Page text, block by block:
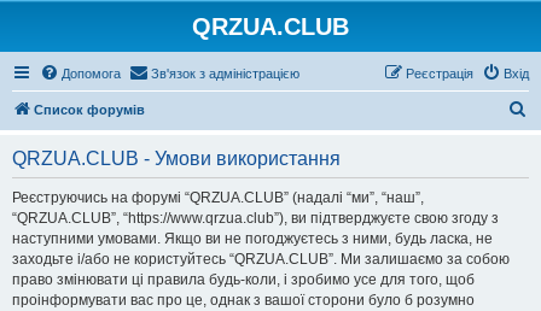
QRZUA.CLUB
Допомога Зв'язок з адміністрацією Вхід
Реєстрація
Список форумів
QRZUA.CLUB - Умови використання
Реєструючись на форумі “QRZUA.CLUB” (надалі “ми”, “наш”,
“QRZUA.CLUB”, “https://www.qrzua.club”), ви підтверджуєте свою згоду з
наступними умовами. Якщо ви не погоджуєтесь з ними, будь ласка, не
заходьте і/або не користуйтесь “QRZUA.CLUB”. Ми залишаємо за собою
право змінювати ці правила будь-коли, і зробимо усе для того, щоб
проінформувати вас про це, однак з вашої сторони було б розумно